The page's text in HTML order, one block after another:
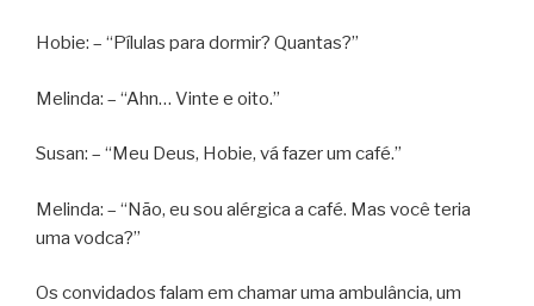
Hobie: – “Pílulas para dormir? Quantas?”
Melinda: – “Ahn… Vinte e oito.”
Susan: – “Meu Deus, Hobie, vá fazer um café.”
Melinda: – “Não, eu sou alérgica a café. Mas você teria
uma vodca?”
Os convidados falam em chamar uma ambulância, um